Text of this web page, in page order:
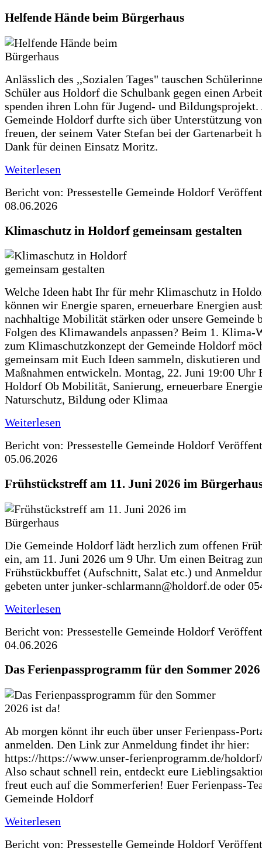
Helfende Hände beim Bürgerhaus
Anlässlich des ,,Sozialen Tages" tauschen
Schüler aus Holdorf die Schulbank gegen einen
spenden ihren Lohn für Jugend- und Bildungsprojekt.
Gemeinde Holdorf durfte sich über Unterstützung
freuen, der seinem Vater Stefan bei der Gartenarbeit
Dank für deinen Einsatz Moritz.
Weiterlesen
Bericht von: Pressestelle Gemeinde Holdorf
08.06.2026
Klimaschutz in Holdorf gemeinsam gestalten
Welche Ideen habt Ihr für mehr Klimaschutz in
können wir Energie sparen, erneuerbare Energien
nachhaltige Mobilität stärken oder unsere Gemeinde
Folgen des Klimawandels anpassen? Beim 1. Klima-
zum Klimaschutzkonzept der Gemeinde Holdorf
gemeinsam mit Euch Ideen sammeln, diskutieren
Maßnahmen entwickeln. Montag, 22. Juni 19:00 Uhr
Holdorf Ob Mobilität, Sanierung, erneuerbare
Naturschutz, Bildung oder Klimaa
Weiterlesen
Bericht von: Pressestelle Gemeinde Holdorf
05.06.2026
Frühstückstreff am 11. Juni 2026 im
Die Gemeinde Holdorf lädt herzlich zum offenen
ein, am 11. Juni 2026 um 9 Uhr. Um einen Beitrag
Frühstückbuffet (Aufschnitt, Salat etc.) und
gebeten unter junker-schlarmann@holdorf.de oder
Weiterlesen
Bericht von: Pressestelle Gemeinde Holdorf
04.06.2026
Das Ferienpassprogramm für den Sommer
Ab morgen könnt ihr euch über unser Ferienpass-
anmelden. Den Link zur Anmeldung findet ihr hier:
https://https://www.unser-ferienprogramm.de/
Also schaut schnell rein, entdeckt eure
freut euch auf die Sommerferien! Euer Ferienpass-
Gemeinde Holdorf
Weiterlesen
Bericht von: Pressestelle Gemeinde Holdorf